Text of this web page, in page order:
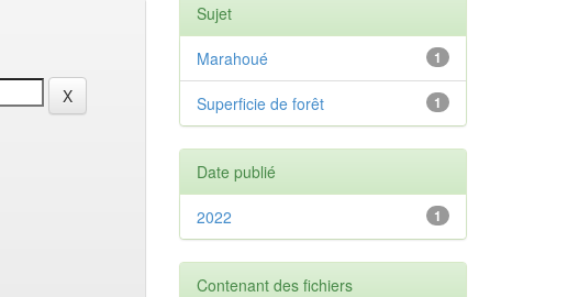
Sujet
1
Marahoué
1
Superficie de forêt
Date publié
1
2022
Contenant des fichiers